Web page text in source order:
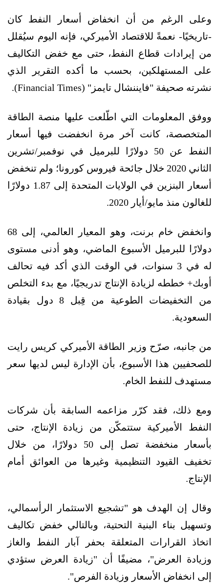
وعلى الرغم من أن انخفاض أسعار النفط كان
-تاريخيًا- نعمةً للاقتصاد الأميركي، فإنه اليوم سيُقلل
من إيرادات قطاع النفط، حتى مع خفض التكاليف
على المستهلكين، بحسب ما أكده التقرير الذي
نشرته صحيفة "فايننشال تايمز" (Financial Times).
ووفق المعلومات التي اطّلعت عليها منصة الطاقة
المتخصصة، كانت آخر مرة انخفضت فيها أسعار
النفط عن 50 دولارًا للبرميل في نوفمبر/تشرين
الثاني 2020 خلال جائحة فيروس كورونا؛ ولم تنخفض
أسعار البنزين في الولايات المتحدة إلى 1.87 دولارًا
للغالون منذ مايو/أيار 2020.
وانخفض خام برنت، وهو المعيار العالمي، إلى 68
دولارًا للبرميل الأسبوع الماضي، وهو أدنى مستوى
له في 3 سنوات، في الوقت الذي أكد فيه تحالف
أوبك+ خططه لزيادة الإنتاج تدريجيًا، مع بدء التخلص
من التخفيضات الطوعية من قِبل 8 دول بقيادة
السعودية.
من جانبه، صرّح وزير الطاقة الأميركي كريس رايت
للصحفيين هذا الأسبوع، بأن الإدارة ليس لديها سعر
مستهدف للنفط الخام.
ومع ذلك، فقد كرّر مزاعمه السابقة بأن شركات
النفط الأميركية ستتمكّن من زيادة الإنتاج، حتى
بأسعار منخفضة تصل إلى 50 دولارًا، من خلال
تخفيف القيود التنظيمية وغيرها من العوائق أمام
الإنتاج.
وقال إن الهدف هو "تشجيع الاستثمار الرأسمالي،
وتسهيل بناء البنية التحتية، وبالتالي خفض تكاليف
اتخاذ القرارات المتعلقة بحفر آبار النفط والغاز
وزيادة العرض"، مضيفًا أن "زيادة العرض ستؤدي
إلى انخفاض الأسعار وزيادة الفرص".